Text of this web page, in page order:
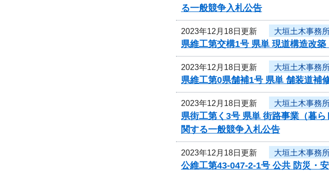
る一般競争入札公告
2023年12月18日更新 大垣土木事務
県維工第交構1号 県単 現道構造改
2023年12月18日更新 大垣土木事務
県維工第0県舗補1号 県単 舗装道
2023年12月18日更新 大垣土木事務
県街工第く3号 県単 街路事業（暮
関する一般競争入札公告
2023年12月18日更新 大垣土木事務
公維工第43-047-2-1号 公共 防災・